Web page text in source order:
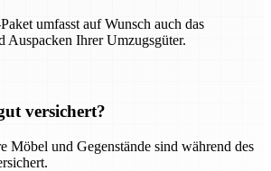
umfasst auf Wunsch auch das
Auspacken Ihrer Umzugsgüter.
versichert?
Möbel und Gegenstände sind während des